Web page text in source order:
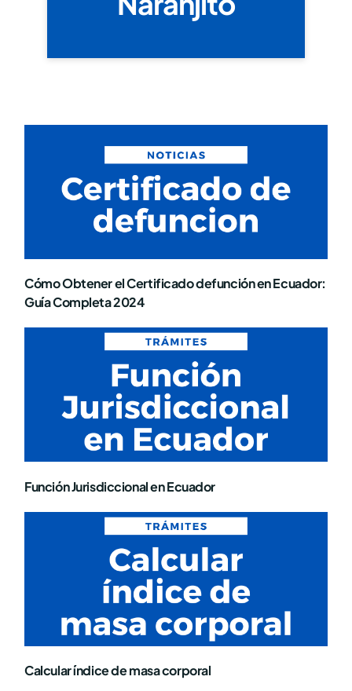
Cómo Obtener el Certificado defunción en Ecuador:
Guía Completa 2024
Función Jurisdiccional en Ecuador
Calcular índice de masa corporal